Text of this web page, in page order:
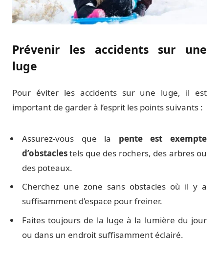
Prévenir les accidents sur une
luge
Pour éviter les accidents sur une luge, il est
important de garder à l’esprit les points suivants :
Assurez-vous que la pente est exempte
d’obstaclestels que des rochers, des arbres ou
des poteaux.
Cherchez une zone sans obstacles où il y a
suffisamment d’espace pour freiner.
Faites toujours de la luge à la lumière du jour
ou dans un endroit suffisamment éclairé.